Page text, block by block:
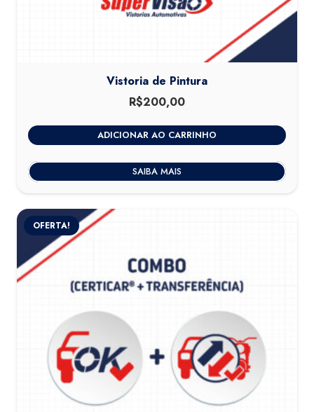
Vistoria de Pintura
R$200,00
ADICIONAR AO CARRINHO
SAIBA MAIS
OFERTA!